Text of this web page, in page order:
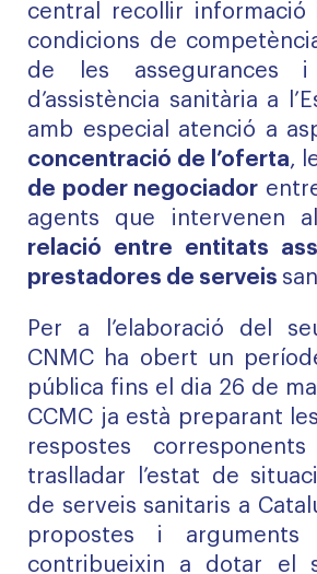
central recollir informació
condicions de
de les assegurances
d’assistència sanitària a
amb especial atenció a
concentració de l’oferta,
de poder negociador
agents que intervenen
relació entre entitats
prestadores de serveis
Per a l’elaboració del
CNMC ha obert un
pública fins el dia 26 de
CCMC ja està preparant
respostes
traslladar l’estat de
de serveis sanitaris a
propostes i
contribueixin a dotar el